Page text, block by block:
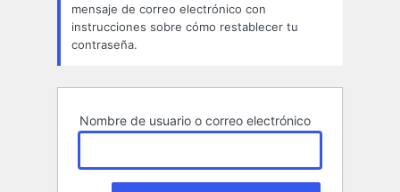
mensaje de correo electrónico con
instrucciones sobre cómo restablecer tu
contraseña.
Nombre de usuario o correo electrónico